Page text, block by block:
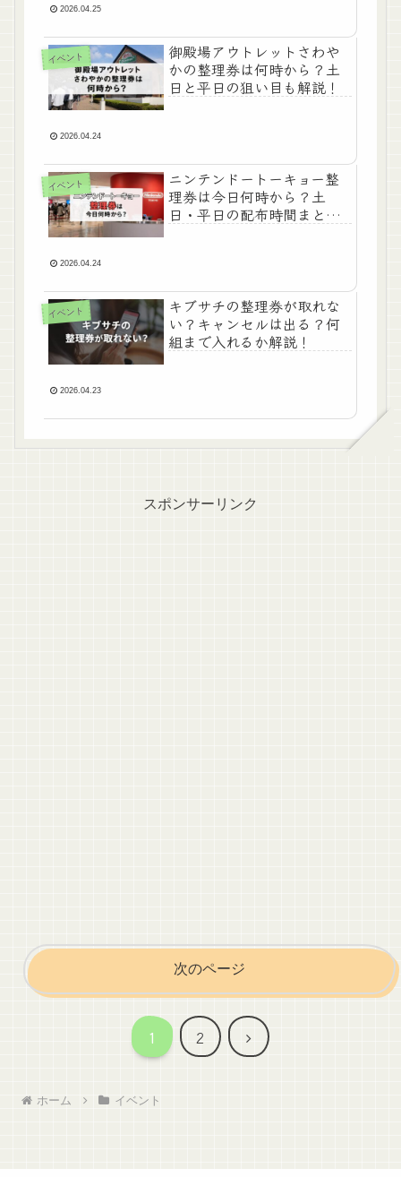
2026.04.25
イベント
御殿場アウトレットさわや
かの整理券は何時から？土
日と平日の狙い目も解説！
2026.04.24
イベント
ニンテンドートーキョー整
理券は今日何時から？土
日・平日の配布時間まと
2026.04.24
イベント
キブサチの整理券が取れな
い？キャンセルは出る？何
組まで入れるか解説！
2026.04.23
スポンサーリンク
次のページ
1 2
次
ホーム イベント